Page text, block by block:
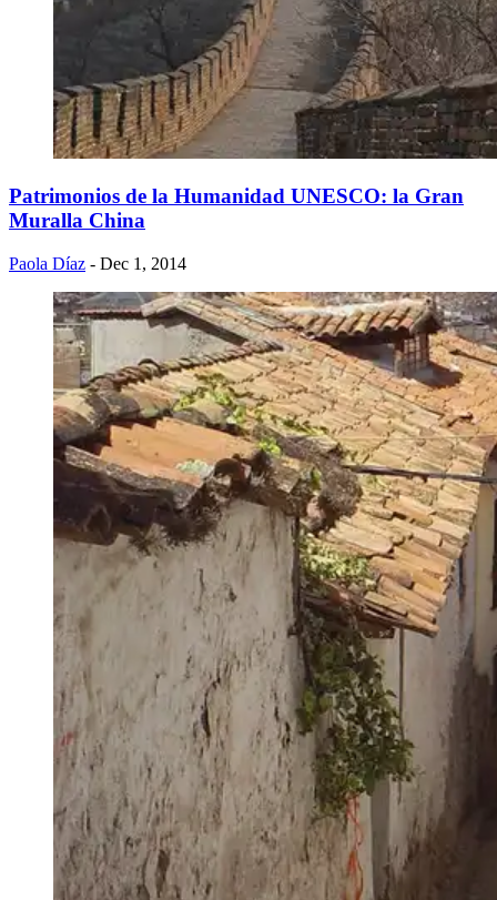
Patrimonios de la Humanidad UNESCO: la Gran
Muralla China
Paola Díaz - Dec 1, 2014